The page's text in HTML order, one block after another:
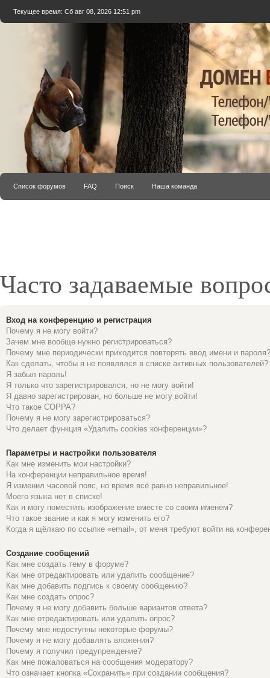
Текущее время: Сб авг 08, 2026 12:51 pm
Список форумов FAQ Поиск Наша команда
Часто задаваемые
Вход на конференцию и регистрация
Почему я не могу войти?
Зачем мне вообще нужно регистрироваться?
Почему мне периодически приходится повторять ввод имени и пароля?
Как сделать, чтобы я не появлялся в списке активных пользователей?
Я забыл пароль!
Я только что зарегистрировался, но не могу войти!
Я давно зарегистрирован, но больше не могу войти!
Что такое COPPA?
Почему я не могу зарегистрироваться?
Что делает функция «Удалить cookies конференции»?
Параметры и настройки пользователя
Как мне изменить мои настройки?
На конференции неправильное время!
Я изменил часовой пояс, но время всё равно неправильное!
Моего языка нет в списке!
Как я могу поместить изображение вместе со своим именем?
Что такое звание и как я могу изменить его?
Когда я щёлкаю по ссылке «email», от меня требуют войти на
Создание сообщений
Как мне создать тему в форуме?
Как мне отредактировать или удалить сообщение?
Как мне добавить подпись к своему сообщению?
Как мне создать опрос?
Почему я не могу добавить больше вариантов ответа?
Как мне отредактировать или удалить опрос?
Почему мне недоступны некоторые форумы?
Почему я не могу добавлять вложения?
Почему я получил предупреждение?
Как мне пожаловаться на сообщения модератору?
Что означает кнопка «Сохранить» при создании сообщения?